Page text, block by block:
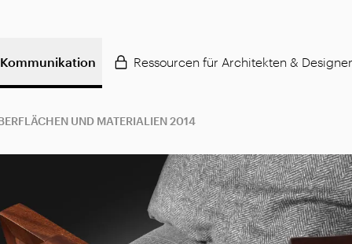
Kommunikation Ressourcen für Architekten & Designer
UND MATERIALIEN 2014